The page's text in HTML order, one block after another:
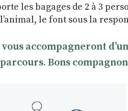
les bagages de 2 à 3
le font sous la
accompagneront
Bons